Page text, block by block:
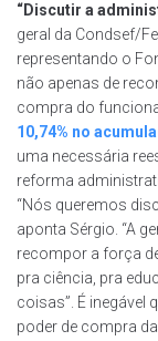
“Discutir a
geral da Condsef/
representando o
não apenas de
compra do
10,74% no
uma necessária
reforma
“Nós queremos
aponta Sérgio. “A
recompor a força
pra ciência, pra
coisas”. É inegável
poder de compra